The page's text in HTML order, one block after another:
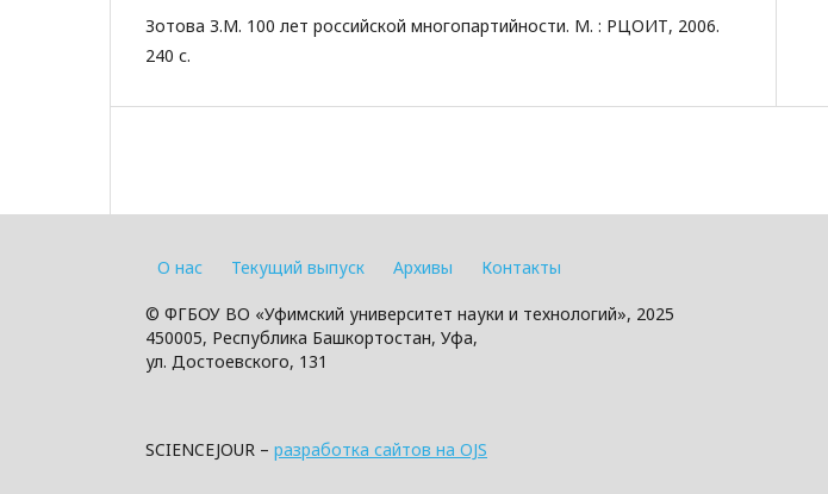
Зотова З.М. 100 лет российской многопартийности. М. : РЦОИТ, 2006.
240 с.
О нас Текущий выпуск Архивы Контакты
© ФГБОУ ВО «Уфимский университет науки и технологий», 2025
450005, Республика Башкортостан, Уфа,
ул. Достоевского, 131
SCIENCEJOUR – разработка сайтов на OJS